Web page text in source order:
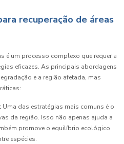
recuperação de áreas
é um processo complexo que requer a
eficazes. As principais abordagens
e a região afetada, mas
Uma das estratégias mais comuns é o
da região. Isso não apenas ajuda a
promove o equilíbrio ecológico
espécies.